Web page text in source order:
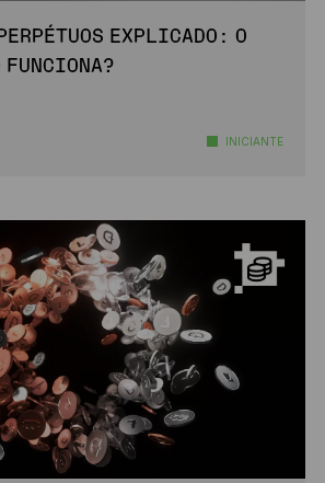
EXPLICADO: O
FUNCIONA?
INICIANTE